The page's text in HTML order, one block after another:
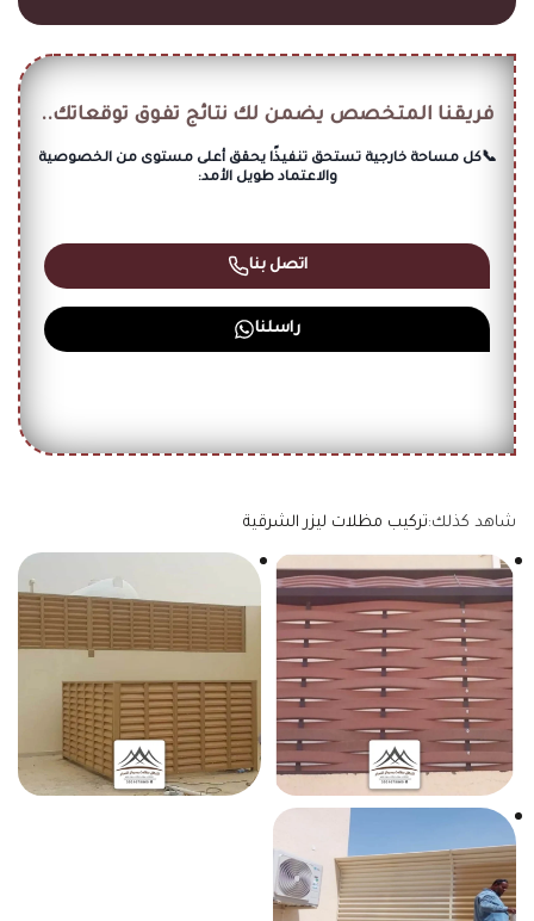
فريقنا المتخصص يضمن لك نتائج تفوق توقعاتك..
📞كل مساحة خارجية تستحق تنفيذًا يحقق أعلى مستوى من الخصوصية
والاعتماد طويل الأمد:
اتصل بنا
راسلنا
شاهد كذلك:تركيب مظلات ليزر الشرقية